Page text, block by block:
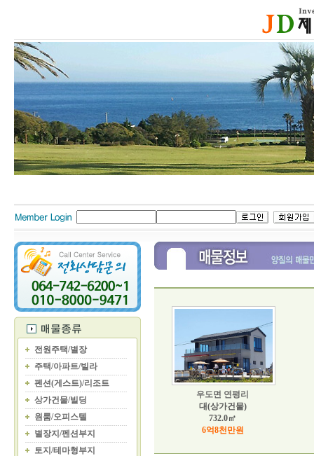
전원주택/별장
주택/아파트/빌라
펜션(게스트)/리조트
상가건물/빌딩
원룸/오피스텔
별장지/펜션부지
토지/테마형부지
우도면 연평리
대(상가건물)
732.0㎡
6억8천만원